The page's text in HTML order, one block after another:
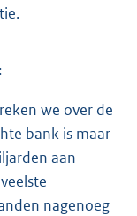
we over de
bank is maar
aan
nagenoeg